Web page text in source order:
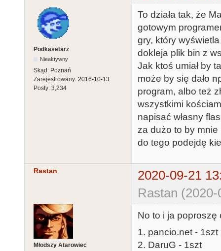
Podkasetarz
Nieaktywny
Skąd: Poznań
Zarejestrowany: 2016-10-13
Posty: 3,234
To działa tak, że
gotowym
gry, który
dokleja plik bin z
Jak ktoś umiał by
może by się dało
program, albo też
wszystkimi
napisać własny
za dużo to by mnie
do tego podejdę
Rastan
2020-09-21
Rastan
Młodszy Atarowiec
No to i ja
1. pancio.net - 1szt
2. DaruG - 1szt